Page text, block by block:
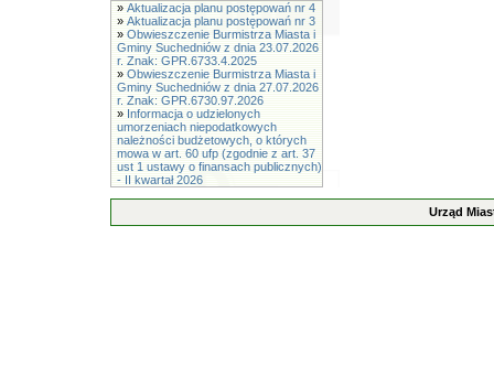
» Aktualizacja planu postępowań nr 4
» Aktualizacja planu postępowań nr 3
» Obwieszczenie Burmistrza Miasta i
Gminy Suchedniów z dnia 23.07.2026
r. Znak: GPR.6733.4.2025
» Obwieszczenie Burmistrza Miasta i
Gminy Suchedniów z dnia 27.07.2026
r. Znak: GPR.6730.97.2026
» Informacja o udzielonych
umorzeniach niepodatkowych
należności budżetowych, o których
mowa w art. 60 ufp (zgodnie z art. 37
ust 1 ustawy o finansach publicznych)
- II kwartał 2026
Urząd